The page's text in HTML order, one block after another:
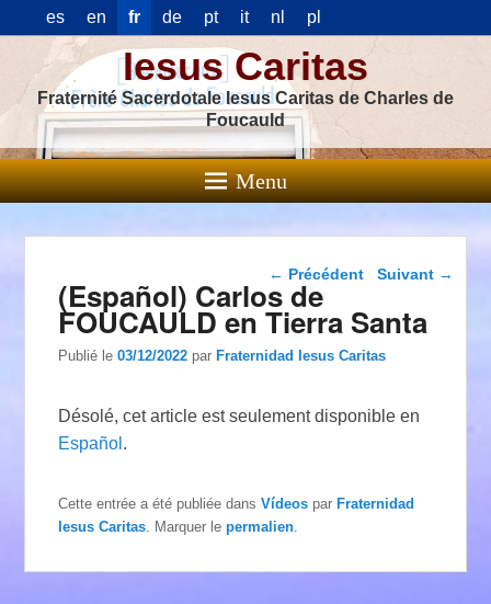
es en fr de pt it nl pl
Iesus Caritas
Fraternité Sacerdotale Iesus Caritas de Charles de
Foucauld
Menu
Navigation dans les
← Précédent Suivant →
(Español) Carlos de
FOUCAULD en Tierra Santa
Publié le03/12/2022 parFraternidad Iesus Caritas
Désolé, cet article est seulement disponible en
Español .
Cette entrée a été publiée dansVídeos parFraternidad
Iesus Caritas . Marquer lepermalien